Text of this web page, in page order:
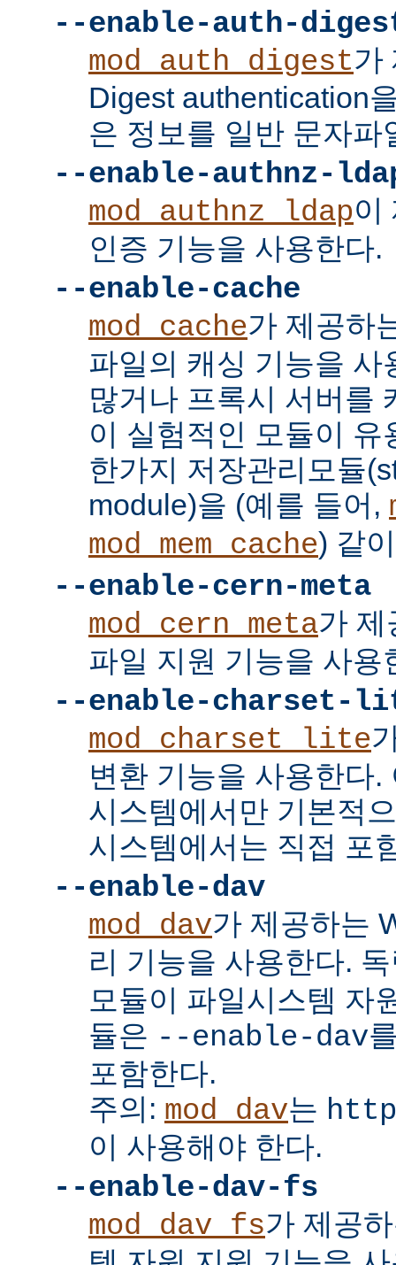
--enable-auth-
mod_auth_digest가
Digest authentication
은 정보를 일반 문자파
--enable-authnz-
mod_authnz_ldap이
인증 기능을 사용한다.
--enable-cache
mod_cache가 제공하
파일의 캐싱 기능을 사
많거나 프록시 서버를
이 실험적인 모듈이
한가지 저장관리모듈
module)을 (예를 들어,
mod_mem_cache) 같
--enable-cern-meta
mod_cern_meta가 제
파일 지원 기능을 사용
--enable-charset-
mod_charset_lite
변환 기능을 사용한다
시스템에서만 기본적
시스템에서는 직접 포
--enable-dav
mod_dav가 제공하는
리 기능을 사용한다.
모듈이 파일시스템 자
듈은 --enable-dav
포함한다.
주의: mod_dav는 http
이 사용해야 한다.
--enable-dav-fs
mod_dav_fs가 제공